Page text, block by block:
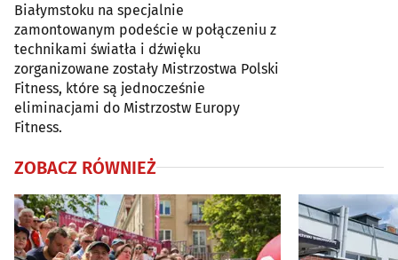
Białymstoku na specjalnie
zamontowanym podeście w połączeniu z
technikami światła i dźwięku
zorganizowane zostały Mistrzostwa Polski
Fitness, które są jednocześnie
eliminacjami do Mistrzostw Europy
Fitness.
ZOBACZ RÓWNIEŻ